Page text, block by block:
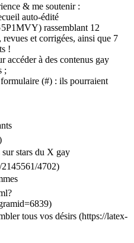
& me soutenir :
auto-édité
rassemblant 12
et corrigées, ainsi que 7
!
accéder à des contenus gay
;
(#) : ils pourraient
sur stars du X gay
4702)
tous vos désirs (https://latex-